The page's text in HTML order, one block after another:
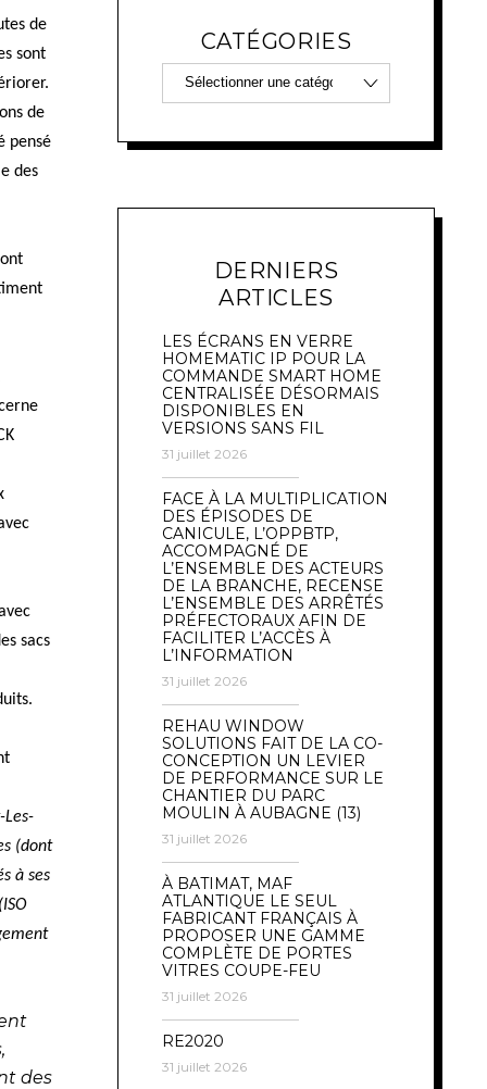
de
sont
de
pensé
des
sacs
Les-
(dont
à ses
des
CATÉGORIES
DERNIERS
ARTICLES
LES ÉCRANS EN VERRE
HOMEMATIC IP POUR LA
COMMANDE SMART HOME
CENTRALISÉE DÉSORMAIS
DISPONIBLES EN
VERSIONS SANS FIL
31 juillet 2026
FACE À LA MULTIPLICATION
DES ÉPISODES DE
CANICULE, L’OPPBTP,
ACCOMPAGNÉ DE
L’ENSEMBLE DES ACTEURS
DE LA BRANCHE, RECENSE
L’ENSEMBLE DES ARRÊTÉS
PRÉFECTORAUX AFIN DE
FACILITER L’ACCÈS À
L’INFORMATION
31 juillet 2026
REHAU WINDOW
SOLUTIONS FAIT DE LA CO-
CONCEPTION UN LEVIER
DE PERFORMANCE SUR LE
CHANTIER DU PARC
MOULIN À AUBAGNE (13)
31 juillet 2026
À BATIMAT, MAF
ATLANTIQUE LE SEUL
FABRICANT FRANÇAIS À
PROPOSER UNE GAMME
COMPLÈTE DE PORTES
VITRES COUPE-FEU
31 juillet 2026
RE2020
31 juillet 2026